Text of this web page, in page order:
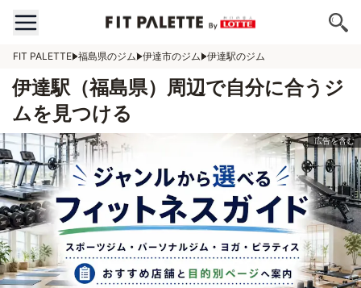
FIT PALETTE 福島県のジム 伊達市のジム 伊達駅のジム
伊達駅（福島県）周辺で自分に合うジ
ムを見つける